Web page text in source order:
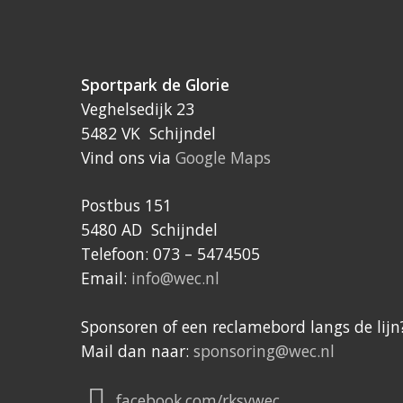
Sportpark de Glorie
Veghelsedijk 23
5482 VK Schijndel
Vind ons viaGoogle Maps
Postbus 151
5480 AD Schijndel
Telefoon: 073 – 5474505
Email: info@wec.nl
Sponsoren of een reclamebord langs de
Mail dan naar:sponsoring@wec.nl